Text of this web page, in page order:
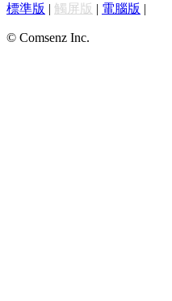
標準版 | 觸屏版 | 電腦版 |
© Comsenz Inc.